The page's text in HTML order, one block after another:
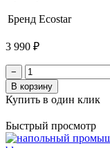
Бренд Ecostar
3 990 ₽
−
В корзину
Купить в один клик
Быстрый просмотр